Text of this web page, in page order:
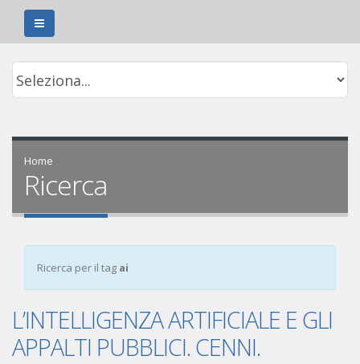
Home
Ricerca
Ricerca per il tag ai
L’INTELLIGENZA ARTIFICIALE E GLI
APPALTI PUBBLICI. CENNI.